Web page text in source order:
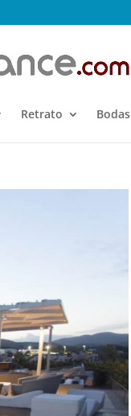
Retrato Bodas